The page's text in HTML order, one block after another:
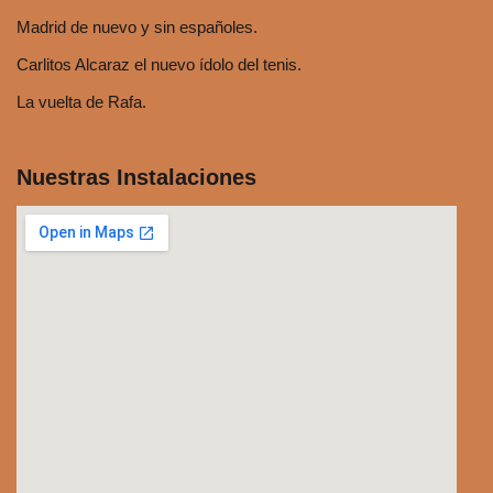
Madrid de nuevo y sin españoles.
Carlitos Alcaraz el nuevo ídolo del tenis.
La vuelta de Rafa.
Nuestras Instalaciones